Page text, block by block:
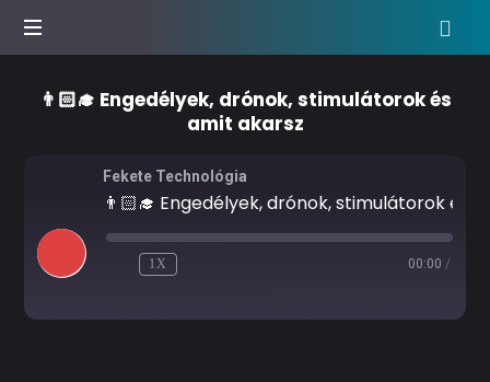
podcast
👨🏻‍🎓 Engedélyek, drónok, stimulátorok és
amit akarsz
Fekete Technológia
1X 00:00 /